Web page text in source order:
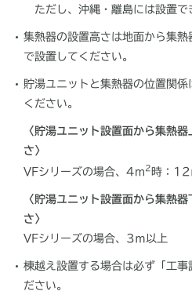
ただし、沖縄・離島には設置で
集熱器の設置高さは地面から集
で設置してください。
貯湯ユニットと集熱器の位置関
ください。
〈貯湯ユニット設置面から集熱
さ〉
VFシリーズの場合、4m 2 時：
〈貯湯ユニット設置面から集熱
さ〉
VFシリーズの場合、3ｍ以上
棟越え設置する場合は必ず「工事
ださい。